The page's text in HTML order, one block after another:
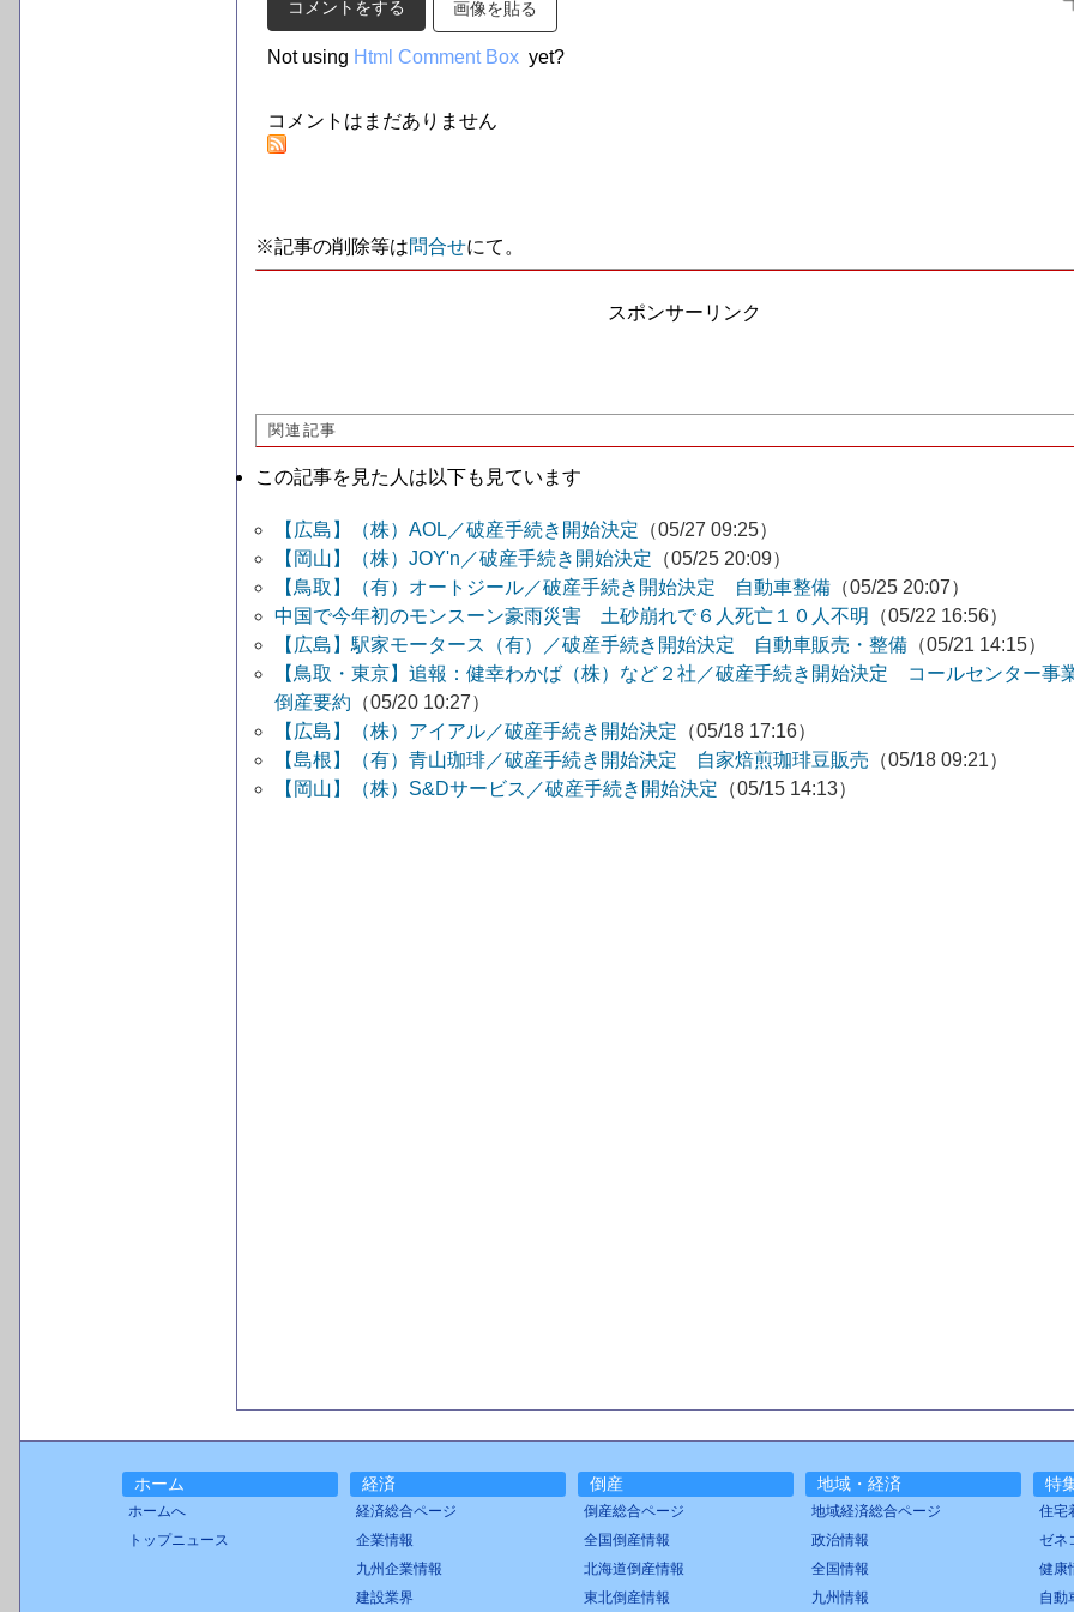
画像を貼る
Not using Html Comment Box yet?
コメントはまだありません
※記事の削除等は問合せにて。
スポンサーリンク
関連記事
この記事を見た人は以下も見ています
【広島】（株）AOL／破産手続き開始決定 （05/27 09:25）
【岡山】（株）JOY'n／破産手続き開始決定 （05/25 20:09）
【鳥取】（有）オートジール／破産手続き開始決定 自動車整備 （05/25 20:07）
中国で今年初のモンスーン豪雨災害 土砂崩れで６人死亡１０人不明
（05/22 16:56）
【広島】駅家モータース（有）／破産手続き開始決定 自動車販売・整備 （05/21 14:15）
【鳥取・東京】追報：健幸わかば（株）など２社／破産手続き開始決定 コールセンター
倒産要約 （05/20 10:27）
【広島】（株）アイアル／破産手続き開始決定 （05/18 17:16）
【島根】（有）青山珈琲／破産手続き開始決定 自家焙煎珈琲豆販売 （05/18 09:21）
【岡山】（株）S&Dサービス／破産手続き開始決定 （05/15 14:13）
ホーム
ホームへ
トップニュース
経済
経済総合ページ
企業情報
九州企業情報
建設業界
倒産
倒産総合ページ
全国倒産情報
北海道倒産情報
東北倒産情報
地域・経済
地域経済総合ページ
政治情報
全国情報
九州情報
特
住宅
ゼネ
健康
自動